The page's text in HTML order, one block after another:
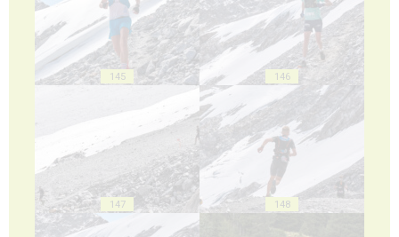
145 146
147 148